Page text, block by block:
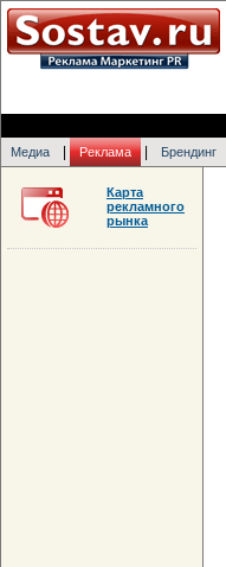
Медиа Реклама Брендинг
Карта
рекламного
рынка